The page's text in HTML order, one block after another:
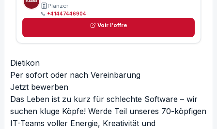
Planzer
📞 +41447446904
Voir l'offre
Dietikon
Per sofort oder nach Vereinbarung
Jetzt bewerben
Das Leben ist zu kurz für schlechte Software – wir
suchen kluge Köpfe! Werde Teil unseres 70-köpfigen
IT-Teams voller Energie, Kreativität und